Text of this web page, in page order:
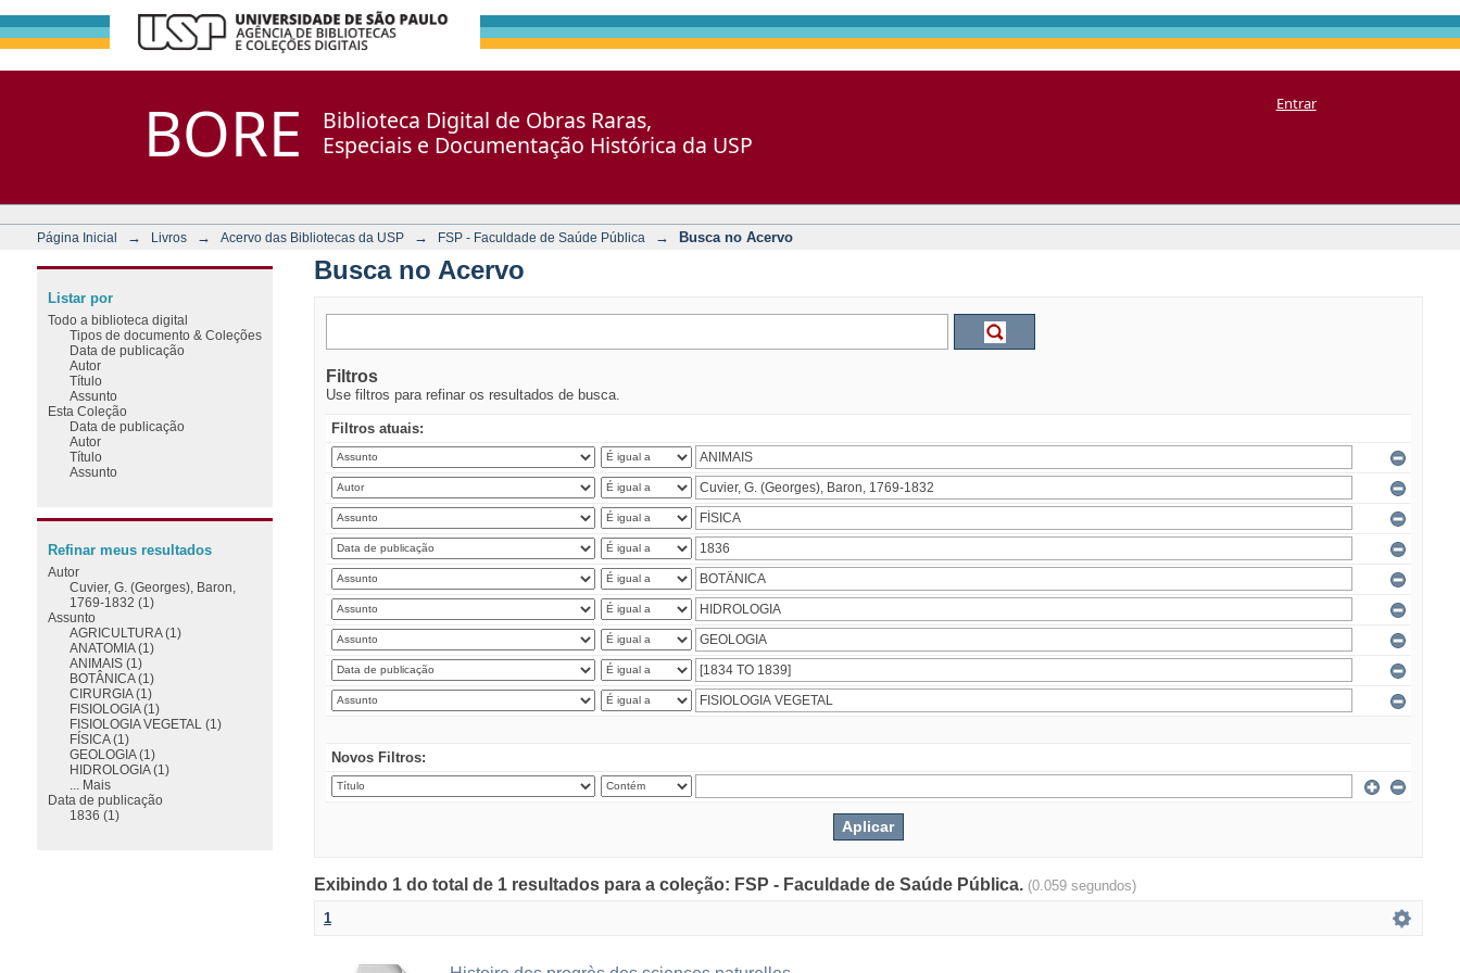
BORE
Biblioteca Digital de Obras Raras,
Especiais e Documentação Histórica da USP
Entrar
Página Inicial → Livros → Acervo das Bibliotecas da USP → FSP - Faculdade de Saúde Pública → Busca no Acervo
Busca no Acervo
Filtros
Use filtros para refinar os resultados de busca.
Filtros atuais:
Novos Filtros:
Exibindo 1 do total de 1 resultados para a coleção: FSP - Faculdade de Saúde Pública. (0.059 segundos)
1
Listar por
Todo a biblioteca digital
Tipos de documento & Coleções
Data de publicação
Autor
Título
Assunto
Esta Coleção
Data de publicação
Autor
Título
Assunto
Refinar meus resultados
Autor
Cuvier, G. (Georges), Baron,
1769-1832 (1)
Assunto
AGRICULTURA (1)
ANATOMIA (1)
ANIMAIS (1)
BOTÂNICA (1)
CIRURGIA (1)
FISIOLOGIA (1)
FISIOLOGIA VEGETAL (1)
FÍSICA (1)
GEOLOGIA (1)
HIDROLOGIA (1)
... Mais
Data de publicação
1836 (1)